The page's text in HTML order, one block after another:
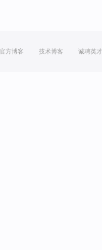
官方博客 技术博客 诚聘英才